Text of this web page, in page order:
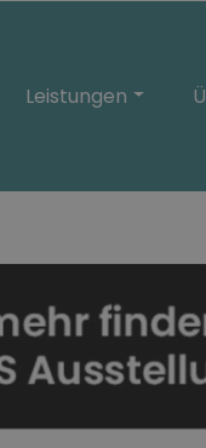
Leistungen